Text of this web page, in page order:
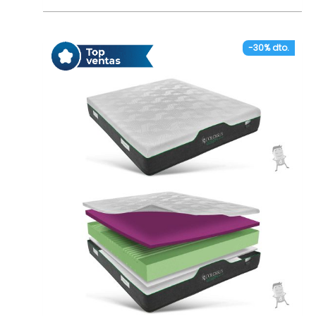
niveles de oxígeno. Cuenta con aislamiento
– Cremallera trilateral para una mayor
higienización del producto.
memoria que ayuda a evitar presiones
innecesarias en nuestro cuerpo al dormir.
– Colchón usado en soportes fijos y apto
para uso articulado por el perfilado de su
– Núcleo de espumación Blue Soft HR 40 Kg.
articulación. Alta adaptabilidad y confort.
– Tapa inferior con Tejido Pure Fresh 3D para
evitar la humedad.
– Superanatómico, ya que se adapta
perfectamente a la curvatura de tu cuerpo.
– Fabricamos cualquier medida.
– Independencia de lechos.
-30% dto.